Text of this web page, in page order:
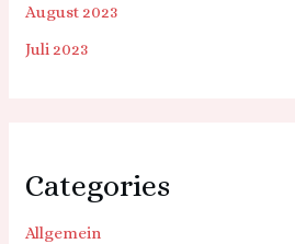
August 2023
Juli 2023
Categories
Allgemein